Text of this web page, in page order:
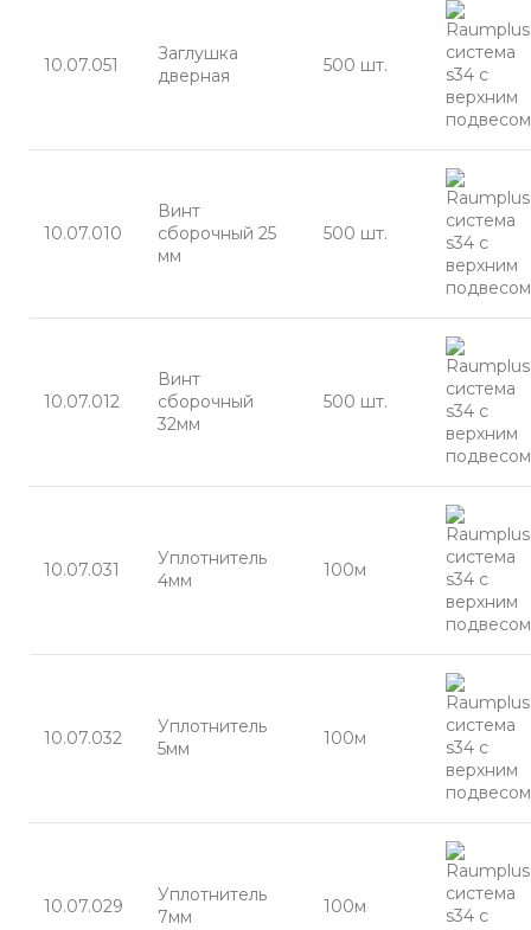
10.07.051
Заглушка
дверная
500 шт.
10.07.010
Винт
сборочный 25
мм
500 шт.
10.07.012
Винт
сборочный
32мм
500 шт.
10.07.031
Уплотнитель
4мм
100м
10.07.032
Уплотнитель
5мм
100м
10.07.029
Уплотнитель
7мм
100м